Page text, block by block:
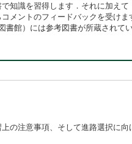
知識を習得します．それに加え
メントのフィードバックを受け
館）には参考図書が所蔵されて
の注意事項、そして進路選択に